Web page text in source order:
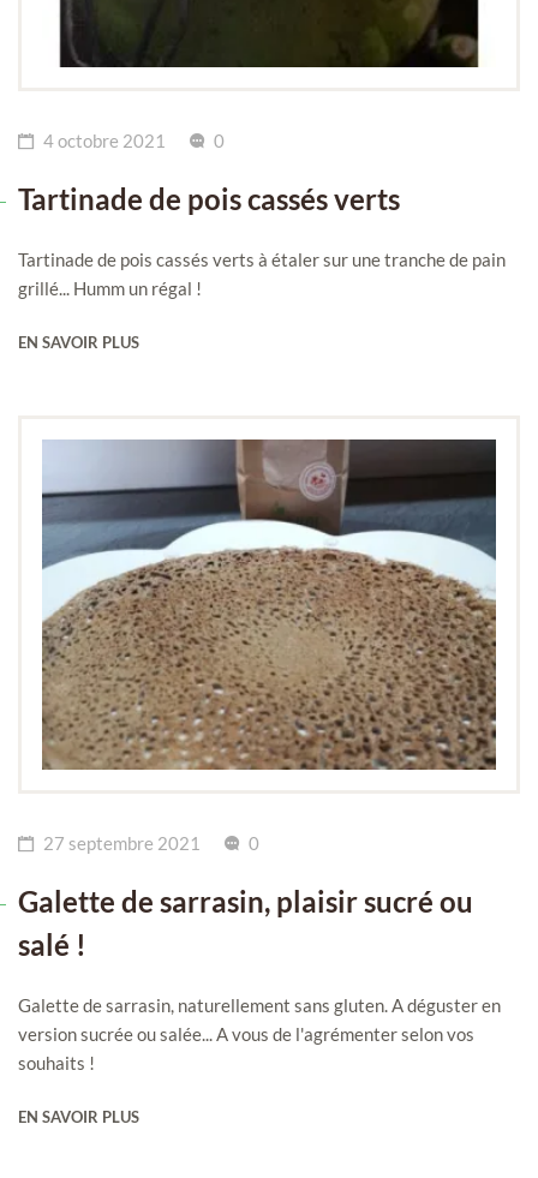
4 octobre 2021 0
Tartinade de pois cassés verts
Tartinade de pois cassés verts à étaler sur une tranche de pain
grillé... Humm un régal !
EN SAVOIR PLUS
27 septembre 2021 0
Galette de sarrasin, plaisir sucré ou
salé !
Galette de sarrasin, naturellement sans gluten. A déguster en
version sucrée ou salée... A vous de l'agrémenter selon vos
souhaits !
EN SAVOIR PLUS